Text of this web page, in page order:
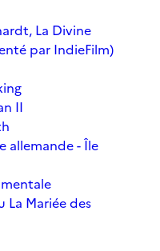
La Divine
par IndieFilm)
II
allemande - Île
La Mariée des